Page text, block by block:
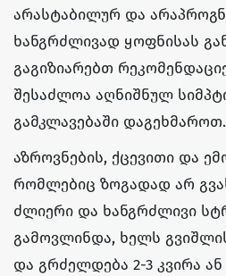
არასტაბილურ და
ხანგრძლივად ყოფნისას
გაგიზიარებთ
შესაძლოა აღნიშნულ
გამკლავებაში დაგეხმაროთ.
აზროვნების, ქცევითი და
რომლებიც ზოგადად არ
ძლიერი და ხანგრძლივი
გამოვლინდა, ხელს
და გრძელდება 2-3 კვირა